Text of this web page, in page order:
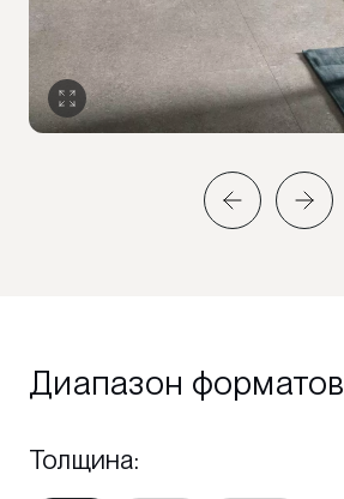
Диапазон форматов
Толщина: